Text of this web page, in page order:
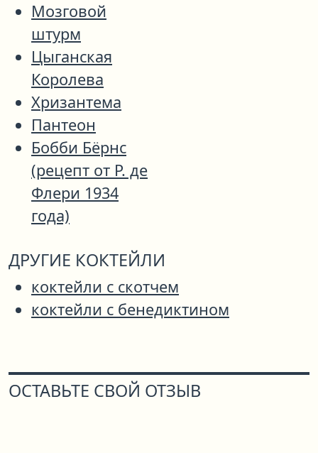
Мозговой
штурм
Цыганская
Королева
Хризантема
Пантеон
Бобби Бёрнс
(рецепт от Р. де
Флери 1934
года)
ДРУГИЕ КОКТЕЙЛИ
коктейли с скотчем
коктейли с бенедиктином
ОСТАВЬТЕ СВОЙ ОТЗЫВ